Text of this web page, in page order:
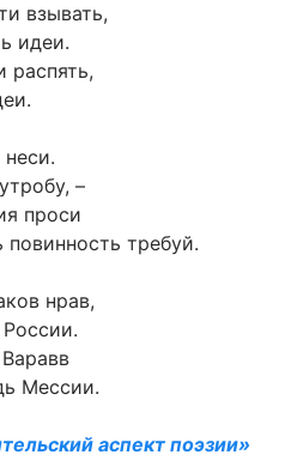
взывать,
идеи.
–
проси
повинность требуй.
нрав,
Мессии.
аспект поэзии»